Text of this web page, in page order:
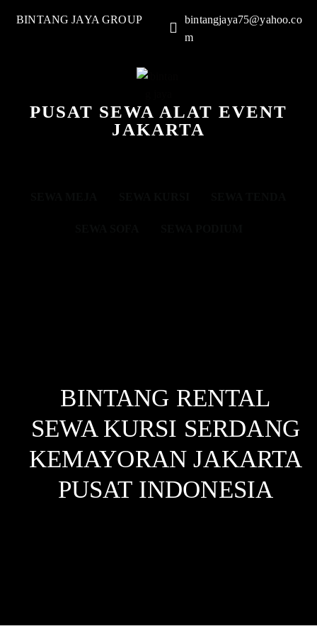
BINTANG JAYA GROUP
bintangjaya75@yahoo.co
m
PUSAT SEWA ALAT EVENT
JAKARTA
BINTANG RENTAL
SEWA KURSI SERDANG
KEMAYORAN JAKARTA
PUSATINDONESIA